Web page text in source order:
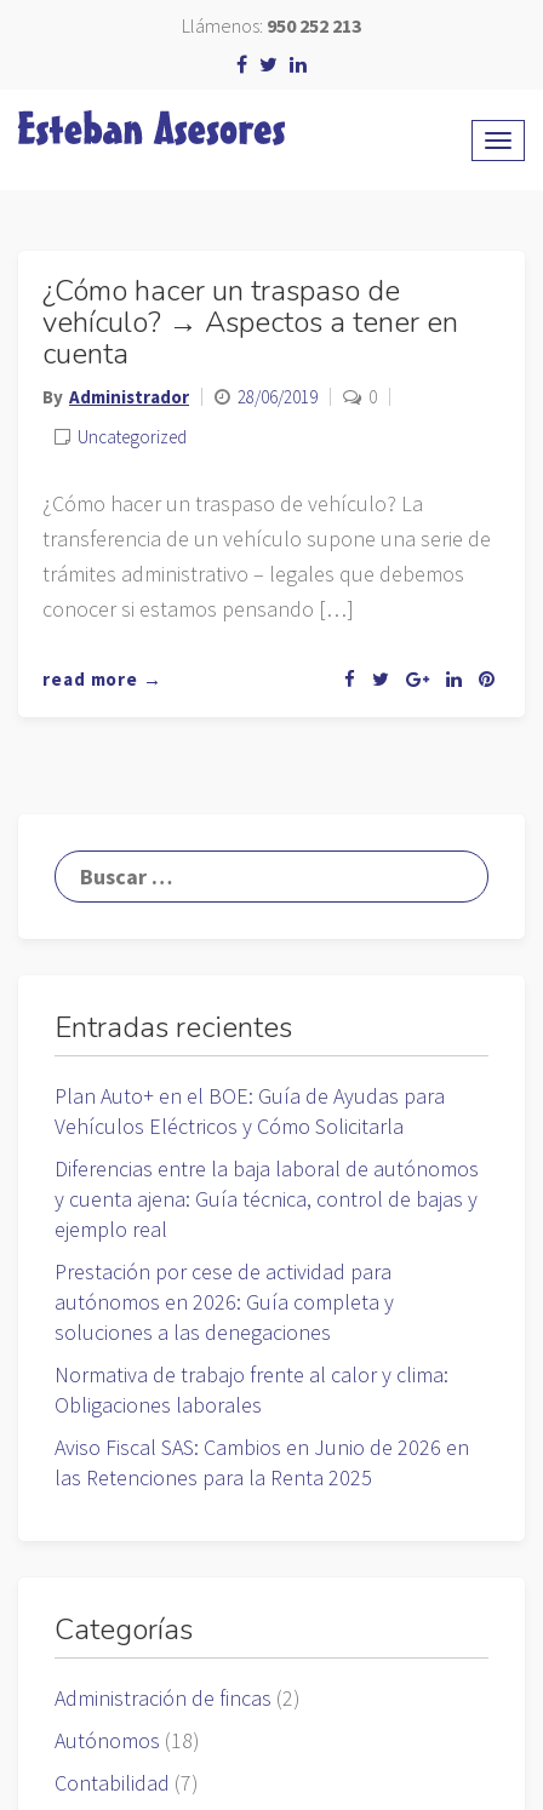
Llámenos: 950 252 213
¿Cómo hacer un traspaso de
vehículo? → Aspectos a tener en
cuenta
By Administrador 28/06/2019
0
Uncategorized
¿Cómo hacer un traspaso de vehículo? La
transferencia de un vehículo supone una serie de
trámites administrativo – legales que debemos
conocer si estamos pensando […]
read more →
Entradas recientes
Plan Auto+ en el BOE: Guía de Ayudas para
Vehículos Eléctricos y Cómo Solicitarla
Diferencias entre la baja laboral de autónomos
y cuenta ajena: Guía técnica, control de bajas y
ejemplo real
Prestación por cese de actividad para
autónomos en 2026: Guía completa y
soluciones a las denegaciones
Normativa de trabajo frente al calor y clima:
Obligaciones laborales
Aviso Fiscal SAS: Cambios en Junio de 2026 en
las Retenciones para la Renta 2025
Categorías
Administración de fincas (2)
Autónomos (18)
Contabilidad (7)